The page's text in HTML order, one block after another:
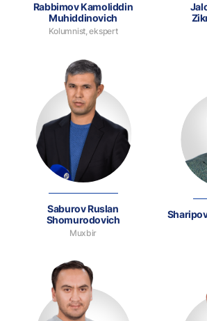
Rabbimov Kamoliddin
Muhiddinovich
Kolumnist, ekspert
Saburov Ruslan
Shomurodovich
Muxbir